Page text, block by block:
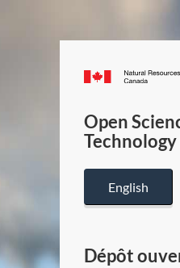
Open
English
Dépôt